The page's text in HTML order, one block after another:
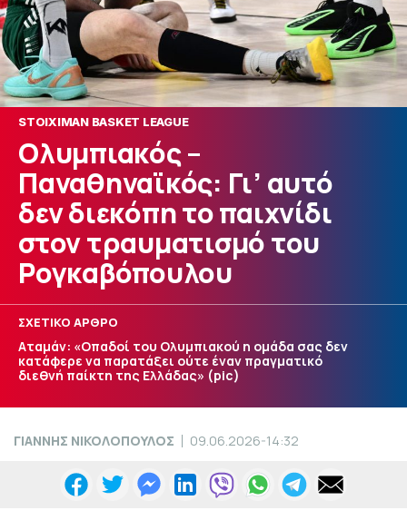
STOIXIMAN BASKET LEAGUE
Ολυμπιακός –
Παναθηναϊκός: Γι’ αυτό
δεν διεκόπη το παιχνίδι
στον τραυματισμό του
Ρογκαβόπουλου
ΣΧΕΤΙΚΟ ΑΡΘΡΟ
Αταμάν: «Οπαδοί του Ολυμπιακού η ομάδα σας δεν
κατάφερε να παρατάξει ούτε έναν πραγματικό
διεθνή παίκτη της Ελλάδας» (pic)
ΓΙΑΝΝΗΣ ΝΙΚΟΛΟΠΟΥΛΟΣ 09.06.2026-14:32